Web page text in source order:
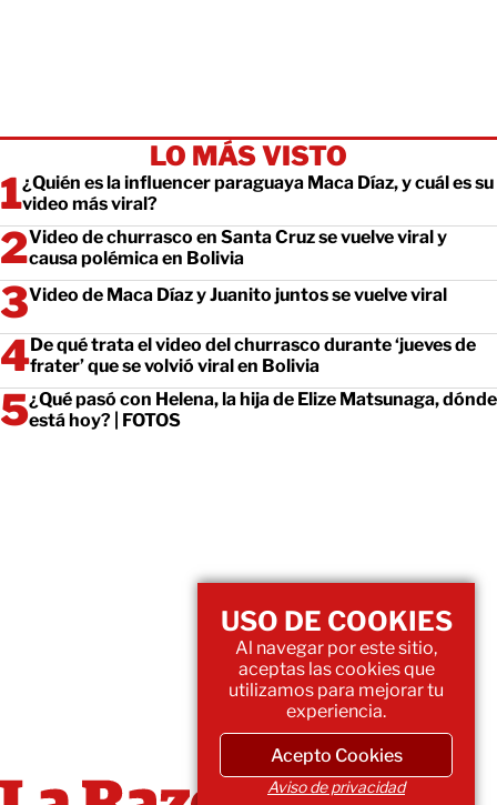
LO MÁS VISTO
¿Quién es la influencer paraguaya Maca Díaz, y cuál es su
video más viral?
Video de churrasco en Santa Cruz se vuelve viral y
causa polémica en Bolivia
Video de Maca Díaz y Juanito juntos se vuelve viral
De qué trata el video del churrasco durante ‘jueves de
frater’ que se volvió viral en Bolivia
¿Qué pasó con Helena, la hija de Elize Matsunaga, dónde
está hoy? | FOTOS
USO DE COOKIES
Al navegar por este sitio,
aceptas las cookies que
utilizamos para mejorar tu
experiencia.
Acepto Cookies
Aviso de privacidad